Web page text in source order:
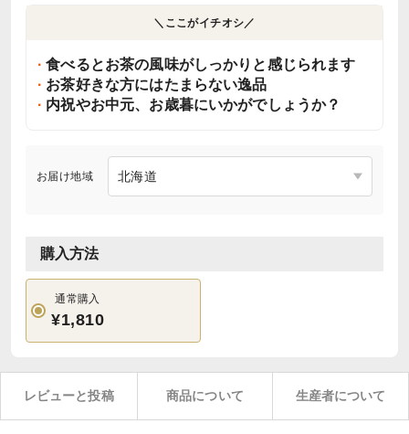
＼ここがイチオシ／
食べるとお茶の風味がしっかりと感じられます
お茶好きな方にはたまらない逸品
内祝やお中元、お歳暮にいかがでしょうか？
お届け地域
購入方法
通常購入
¥1,810
レビューと投稿 商品について 生産者について